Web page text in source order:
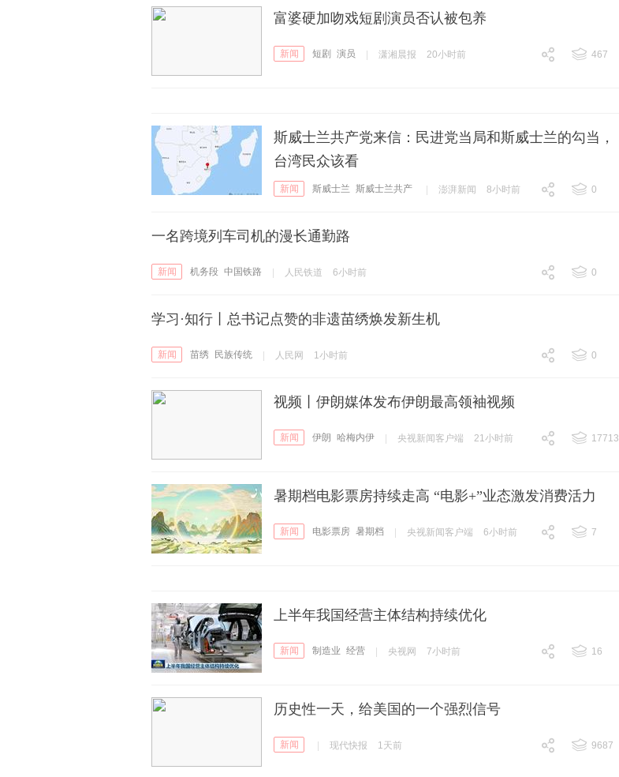
富婆硬加吻戏短剧演员否认被包养
新闻 短剧 演员 潇湘晨报 20小时前
467
斯威士兰共产党来信：民进党当局和斯威士兰的勾当，
台湾民众该看
新闻 斯威士兰 斯威士兰共产
澎湃新闻 8小时前
0
一名跨境列车司机的漫长通勤路
新闻 机务段 中国铁路 人民铁道 6小时前
0
学习·知行丨总书记点赞的非遗苗绣焕发新生机
新闻 苗绣 民族传统 人民网 1小时前
0
视频丨伊朗媒体发布伊朗最高领袖视频
新闻 伊朗 哈梅内伊 央视新闻客户端 21小时前
17713
暑期档电影票房持续走高 “电影+”业态激发消费活力
新闻 电影票房 暑期档 央视新闻客户端 6小时前
7
上半年我国经营主体结构持续优化
新闻 制造业 经营 央视网 7小时前
16
历史性一天，给美国的一个强烈信号
新闻 现代快报 1天前
9687